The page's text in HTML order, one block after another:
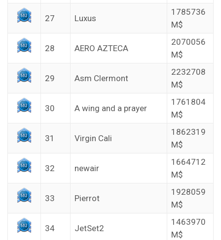
27 Luxus
1785736
M$
28 AERO AZTECA
2070056
M$
29 Asm Clermont
2232708
M$
30 A wing and a prayer
1761804
M$
31 Virgin Cali
1862319
M$
32 newair
1664712
M$
33 Pierrot
1928059
M$
34 JetSet2
1463970
M$